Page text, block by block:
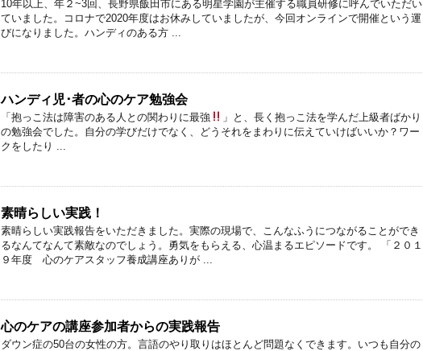
10年以上、年２~3回、長野県飯田市にある明星学園が主催する職員研修に呼んでいただい
ていました。コロナで2020年度はお休みしていましたが、今回オンラインで開催という運
びになりました。ハンディのある方 ...
ハンディ児･者の心のケア勉強会
「抱っこ法は障害のある人との関わりに最強
」と、長く抱っこ法を学んだ上級者ばかり
の勉強会でした。自分の学びだけでなく、どうそれをまわりに伝えていけばいいか？ワー
クをしたり ...
素晴らしい実践！
素晴らしい実践報告をいただきました。実際の現場で、こんなふうにつながることができ
るなんてなんて素敵なのでしょう。勇気をもらえる、心温まるエピソードです。 「２０１
９年度 心のケアスタッフ養成講座ありが ...
心のケアの講座参加者からの実践報告
ダウン症の50台の女性の方。言語のやり取りはほとんど問題なくできます。いつも自分の